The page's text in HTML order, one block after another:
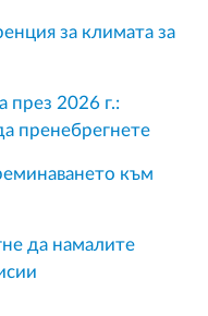
за климата за
през 2026 г.:
пренебрегнете
към
да намалите